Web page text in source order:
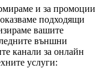
и за промоции
подходящи
вашите
външни
канали за онлайн
услуги: